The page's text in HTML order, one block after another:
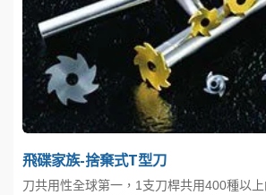
飛碟家族-捨棄式T型刀
刀共用性全球第一，1支刀桿共用400種以